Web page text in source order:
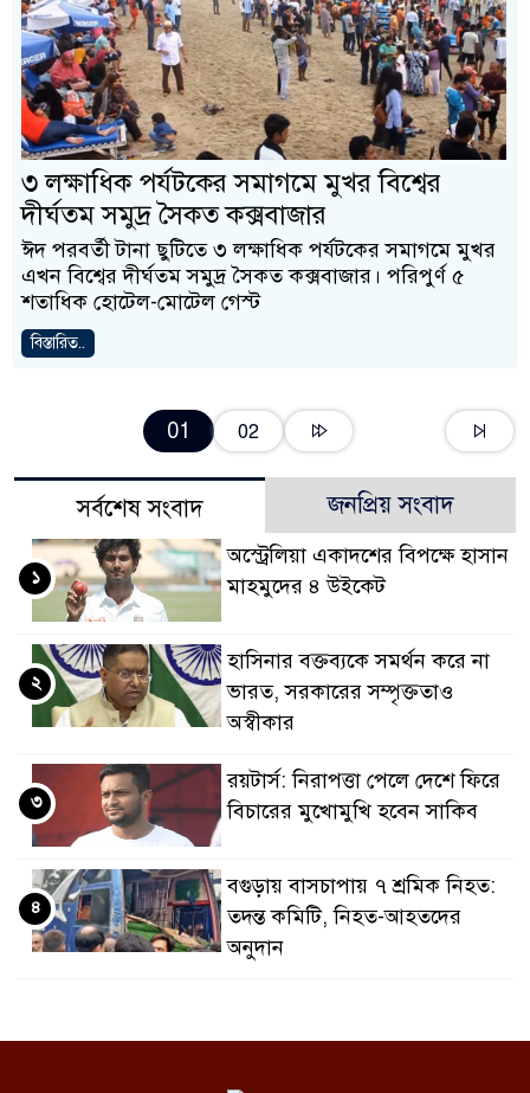
৩ লক্ষাধিক পর্যটকের সমাগমে মুখর বিশ্বের
দীর্ঘতম সমুদ্র সৈকত কক্সবাজার
ঈদ পরবর্তী টানা ছুটিতে ৩ লক্ষাধিক পর্যটকের সমাগমে মুখর
এখন বিশ্বের দীর্ঘতম সমুদ্র সৈকত কক্সবাজার। পরিপুর্ণ ৫
শতাধিক হোটেল-মোটেল গেস্ট
বিস্তারিত..
01 02
সর্বশেষ সংবাদ জনপ্রিয় সংবাদ
অস্ট্রেলিয়া একাদশের বিপক্ষে হাসান
মাহমুদের ৪ উইকেট
১
হাসিনার বক্তব্যকে সমর্থন করে না
ভারত, সরকারের সম্পৃক্ততাও
অস্বীকার
২
রয়টার্স: নিরাপত্তা পেলে দেশে ফিরে
বিচারের মুখোমুখি হবেন সাকিব
৩
বগুড়ায় বাসচাপায় ৭ শ্রমিক নিহত:
তদন্ত কমিটি, নিহত-আহতদের
অনুদান
৪
সরকারের গড়িমসির অভিযোগ